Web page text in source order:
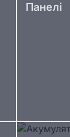
Панелі